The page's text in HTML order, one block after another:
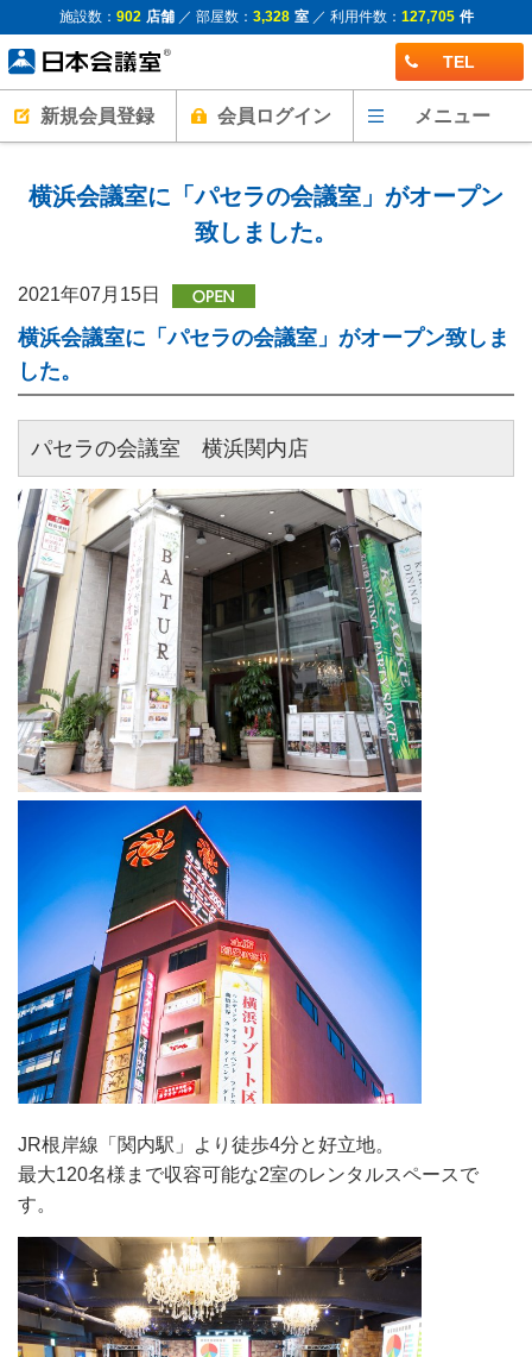
施設数： 902 店舗／ 部屋数： 3,328 室／ 利用件数： 127,705 件
TEL
新規会員登録 会員ログイン メニュー
横浜会議室に「パセラの会議室」がオープン
致しました。
2021年07月15日
横浜会議室に「パセラの会議室」がオープン致しま
した。
パセラの会議室 横浜関内店
JR根岸線「関内駅」より徒歩4分と好立地。
最大120名様まで収容可能な2室のレンタルスペースで
す。